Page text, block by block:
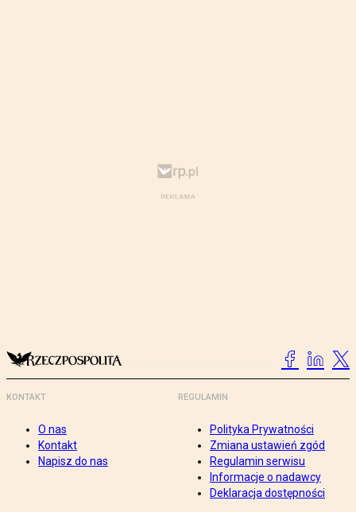
KONTAKT
O nas
Kontakt
Napisz do nas
REGULAMIN
Polityka Prywatności
Zmiana ustawień zgód
Regulamin serwisu
Informacje o nadawcy
Deklaracja dostępności